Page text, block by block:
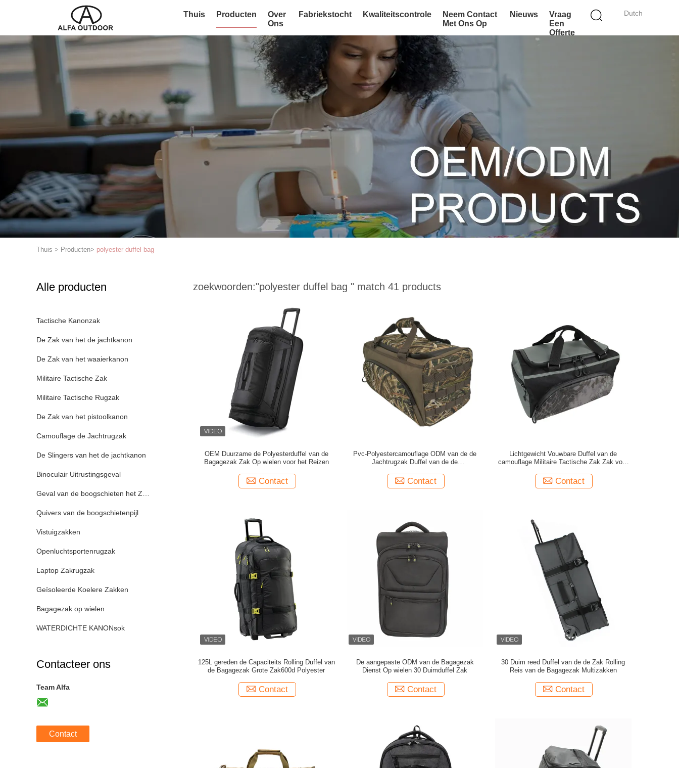
Dutch
Thuis Producten
Over
Ons
Fabriekstocht Kwaliteitscontrole
Neem Contact
Met Ons Op
Nieuws
Vraag
Een
Offerte
Thuis > Producten> polyester duffel bag
Alle producten
Tactische Kanonzak
De Zak van het de jachtkanon
De Zak van het waaierkanon
Militaire Tactische Zak
Militaire Tactische Rugzak
De Zak van het pistoolkanon
Camouflage de Jachtrugzak
De Slingers van het de jachtkanon
Binoculair Uitrustingsgeval
Geval van de boogschieten het Zachte Boog
Quivers van de boogschietenpijl
Vistuigzakken
Openluchtsportenrugzak
Laptop Zakrugzak
Geïsoleerde Koelere Zakken
Bagagezak op wielen
WATERDICHTE KANONsok
Contacteer ons
Team Alfa
Contact
zoekwoorden:"polyester duffel bag " match 41 products
OEM Duurzame de Polyesterduffel van de
Bagagezak Zak Op wielen voor het Reizen
Contact
Pvc-Polyestercamouflage ODM van de de
Jachtrugzak Duffel van de de
Contact
Lichtgewicht Vouwbare Duffel van de
camouflage Militaire Tactische Zak Zak voor
Contact
125L gereden de Capaciteits Rolling Duffel van
de Bagagezak Grote Zak600d Polyester
Contact
De aangepaste ODM van de Bagagezak
Dienst Op wielen 30 Duimduffel Zak
Contact
30 Duim reed Duffel van de de Zak Rolling
Reis van de Bagagezak Multizakken
Contact